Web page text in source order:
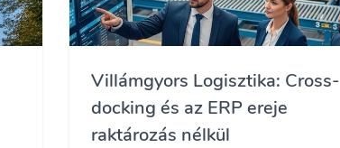
Villámgyors Logisztika: Cross-
docking és az ERP ereje
raktározás nélkül